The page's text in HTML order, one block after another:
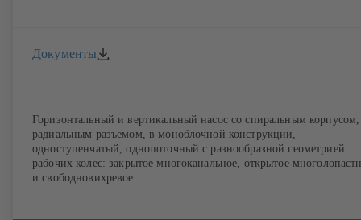
Документы
Горизонтальный и вертикальный насос со спиральным корпусом,
радиальным разъемом, в моноблочной конструкции,
одноступенчатый, однопоточный с разнообразной геометрией
рабочих колес: закрытое многоканальное, открытое
и свободновихревое.